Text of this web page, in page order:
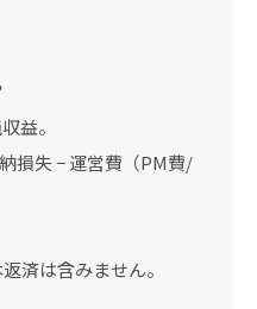
益。
損失 − 運営費（PM費/
済は含みません。